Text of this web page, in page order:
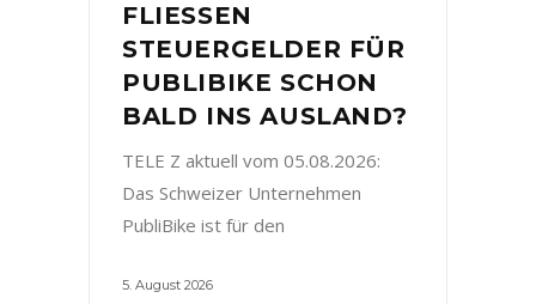
FLIESSEN
STEUERGELDER FÜR
PUBLIBIKE SCHON
BALD INS AUSLAND?
TELE Z aktuell vom 05.08.2026:
Das Schweizer Unternehmen
PubliBike ist für den
5. August 2026